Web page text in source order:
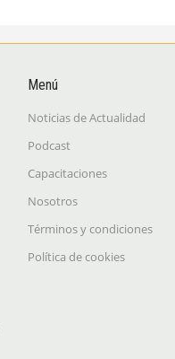
Menú
Noticias de Actualidad
Podcast
Capacitaciones
Nosotros
Términos y condiciones
Política de cookies